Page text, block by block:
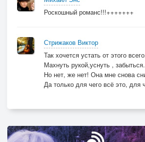
Роскошный романс!!!+++++++
Стрижаков Виктор
Так хочется устать от этого
Махнуть рукой,уснуть ,
Но нет, же нет! Она мне снова
Да только для чего всё это, для